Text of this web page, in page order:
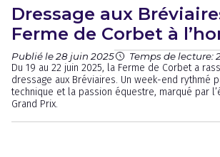
Dressage aux
Ferme de Corbet à
Publié le 28 juin 2025 Temps de lecture:
Du 19 au 22 juin 2025, la Ferme de Corbet a
dressage aux Bréviaires. Un week-end rythmé
technique et la passion équestre, marqué par
Grand Prix.